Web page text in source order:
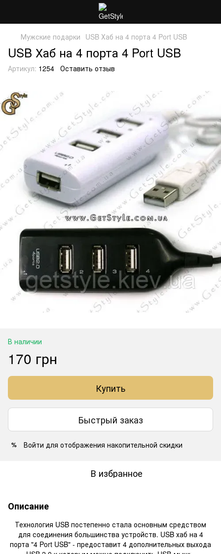
Мужские подарки USB Хаб на 4 порта 4 Port USB
USB Хаб на 4 порта 4 Port USB
Артикул: 1254 Оставить отзыв
В наличии
170 грн
Купить
Быстрый заказ
% Войти для отображения накопительной скидки
В избранное
Описание
Технология USB постепенно стала основным средством
для соединения большинства устройств. USB хаб на 4
порта "4 Port USB" - предоставит 4 дополнительных выхода